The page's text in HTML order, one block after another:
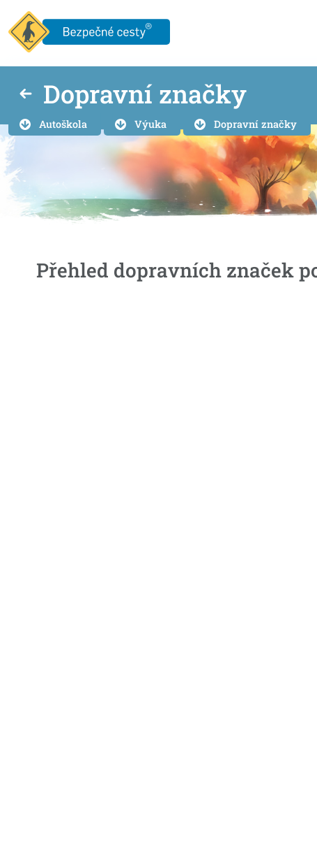
Dopravní značky
Autoškola Výuka Dopravní značky
Přehled dopravních značek